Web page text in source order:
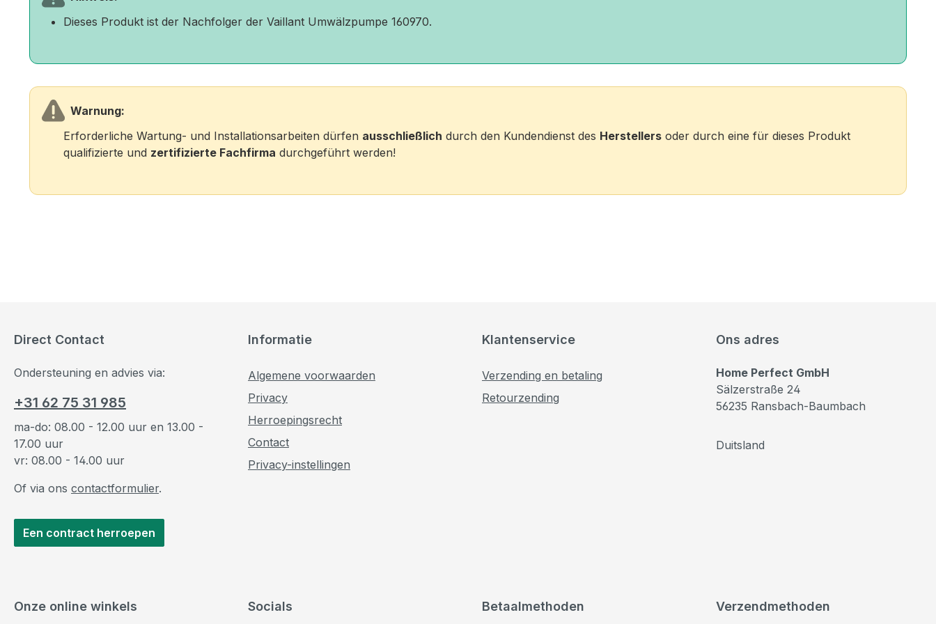
Dieses Produkt ist der Nachfolger der Vaillant Umwälzpumpe 160970.
Warnung:
Erforderliche Wartung- und Installationsarbeiten dürfen ausschließlich durch den Kundendienst des Herstellers oder durch eine für dieses Produkt
qualifizierte und zertifizierte Fachfirma durchgeführt werden!
Direct Contact
Ondersteuning en advies via:
+31 62 75 31 985
ma-do: 08.00 - 12.00 uur en 13.00 -
17.00 uur
vr: 08.00 - 14.00 uur
Of via ons contactformulier.
Een contract herroepen
Informatie
Algemene voorwaarden
Privacy
Herroepingsrecht
Contact
Privacy-instellingen
Klantenservice
Verzending en betaling
Retourzending
Betaalmethoden Verzendmethoden
Ons adres
Home Perfect GmbH
Sälzerstraße 24
56235 Ransbach-Baumbach
Duitsland
Socials
Onze online winkels